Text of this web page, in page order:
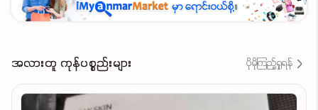
အလားတူ ကုန်ပစ္စည်းများ ပိုမိုကြည့်ရှုရန်